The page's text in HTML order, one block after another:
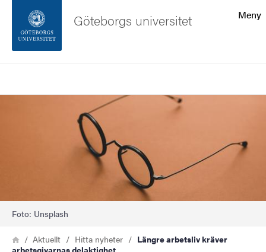
Sidfoten
Om webbplatsen
Meny
Göteborgs universitet
Bild
Foto: Unsplash
Länkstig
HemAktuellt Hitta nyheter
Längre arbetsliv kräver